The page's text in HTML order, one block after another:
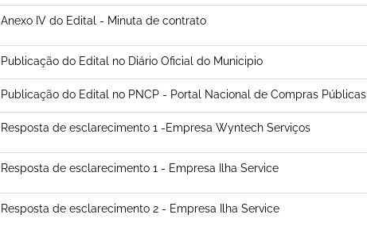
Anexo IV do Edital - Minuta de contrato
Publicação do Edital no Diário Oficial do Municipio
Publicação do Edital no PNCP - Portal Nacional de Compras Públicas
Resposta de esclarecimento 1 -Empresa Wyntech Serviços
Resposta de esclarecimento 1 - Empresa Ilha Service
Resposta de esclarecimento 2 - Empresa Ilha Service